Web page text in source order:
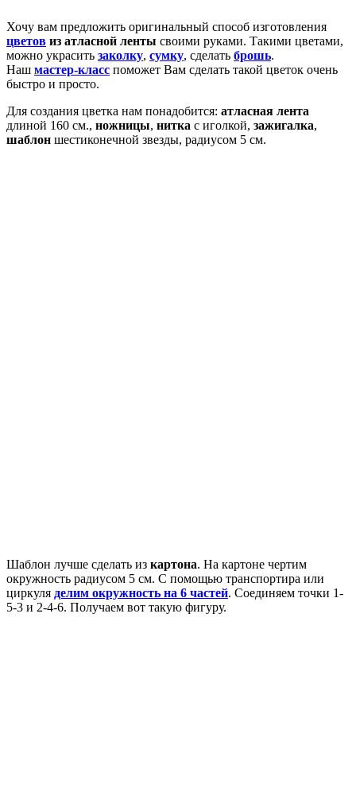
Хочу вам предложить оригинальный способ изготовления
цветов из атласной ленты своими руками. Такими цветами,
можно украсить заколку, сумку, сделать брошь.
Наш мастер-класс поможет Вам сделать такой цветок очень
быстро и просто.
Для создания цветка нам понадобится: атласная лента
длиной 160 см., ножницы, нитка с иголкой, зажигалка,
шаблон шестиконечной звезды, радиусом 5 см.
Шаблон лучше сделать из картона. На картоне чертим
окружность радиусом 5 см. С помощью транспортира или
циркуля делим окружность на 6 частей. Соединяем точки 1-
5-3 и 2-4-6. Получаем вот такую фигуру.